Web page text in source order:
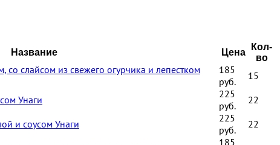
Название Цена
Кол-
во
слайсом из свежего огурчика и лепестком
185
руб.
15
Унаги
225
руб.
22
и соусом Унаги
225
руб.
22
185